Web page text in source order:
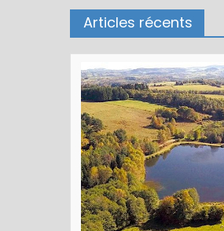
Articles récents